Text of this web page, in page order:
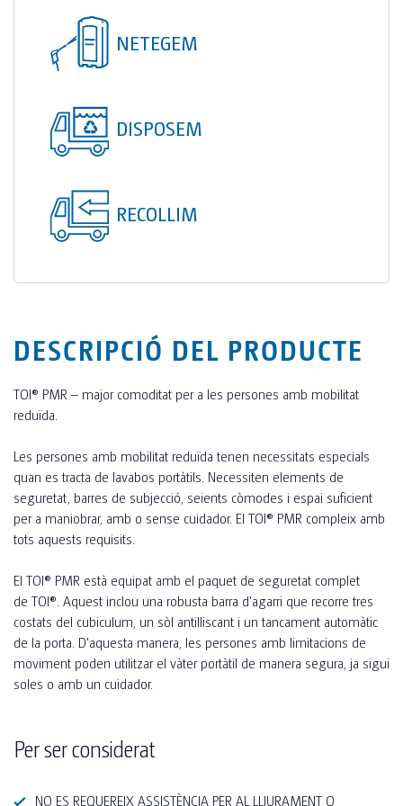
TOI® COLUMNA
SANI TOI®
TOI® SHOWER
TOI® SHOWER EMERGE
NETEGEM
DISPOSEM
RECOLLIM
DESCRIPCIÓ DEL PRODUCTE
TOI® PMR – major comoditat per a les persones amb mobilitat
reduïda.
Les persones amb mobilitat reduïda tenen necessitats especials
quan es tracta de lavabos portàtils. Necessiten elements de
seguretat, barres de subjecció, seients còmodes i espai suficient
per a maniobrar, amb o sense cuidador. El TOI® PMR compleix amb
tots aquests requisits.
El TOI® PMR està equipat amb el paquet de seguretat complet
de TOI®. Aquest inclou una robusta barra d'agarri que recorre tres
costats del cubiculum, un sòl antilliscant i un tancament automàtic
de la porta. D'aquesta manera, les persones amb limitacions de
moviment poden utilitzar el vàter portàtil de manera segura, ja sigui
soles o amb un cuidador.
Per ser considerat
NO ES REQUEREIX ASSISTÈNCIA PER AL LLIURAMENT O